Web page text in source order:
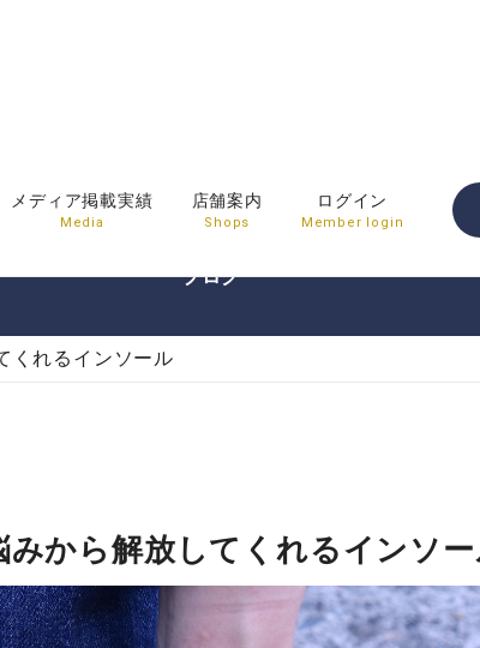
メディア掲載実績
Media
店舗案内
Shops
ログイン
Member login
BLOG
ブログ
くれるインソール
みから解放してくれるインソ